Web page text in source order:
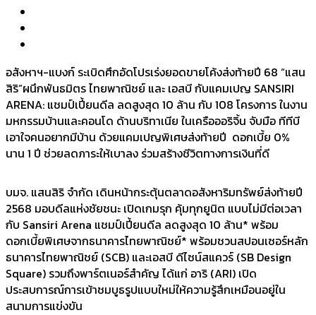
อสังหาฯ-แบงก์ ระเบิดศึกอัดโปรเร่งยอดขายโค้งส่งท้ายปี 68 “แสน
สิริ”ผนึกพันธมิตร ไทยพาณิชย์ และ เอสบี กับแคมเปญ SANSIRI
ARENA: แชมป์เปี้ยนดีล ลดสูงสุด 10 ล้าน กับ 108 โครงการ ในงาน
มหกรรมบ้านและคอนโด ด้านบริทาเนีย ในเครือออริจิ้น จับมือ ทีทีบี
เอาใจคนอยากมีบ้าน ด้วยแคมเปญพิเศษส่งท้ายปี ดอกเบี้ย 0%
นาน 1 ปี ช่วยลดภาระให้เบาลง ร่วมสร้างชีวิตทางการเงินที่ดี
บมจ. แสนสิริ จำกัด เดินหน้ากระตุ้นตลาดอสังหาริมทรัพย์ส่งท้ายปี
2568 มอบดีลแห่งชัยชนะ เปิดเกมรุก คุ้มทุกยูนิต แบบไม่มีต่อเวลา
กับ Sansiri Arena แชมป์เปี้ยนดีล ลดสูงสุด 10 ล้าน* พร้อม
ดอกเบี้ยพิเศษจากธนาคารไทยพาณิชย์* พร้อมชวนสปอนเซอร์หลัก
ธนาคารไทยพาณิชย์ (SCB) และเอสบี ดีไซน์สแควร์ (SB Design
Square) รวมถึงพาร์ตเนอร์สำคัญ ได้แก่ อาริ (ARI) เปิด
ประสบการณ์การเข้าชมบูธรูปแบบใหม่ให้ความรู้สึกเหมือนอยู่ใน
สนามการแข่งขัน